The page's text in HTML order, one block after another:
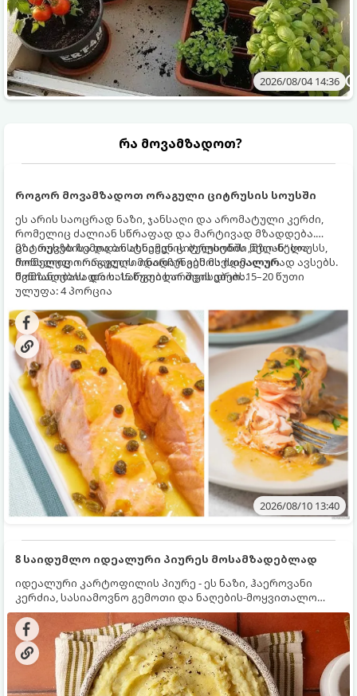
2026/08/04 14:36
რა მოვამზადოთ?
როგორ მოვამზადოთ ორაგული ციტრუსის სოუსში
ეს არის საოცრად ნაზი, ჯანსაღი და არომატული კერძი,
რომელიც ძალიან სწრაფად და მარტივად მზადდება.
ციტრუსებისა და ბოსტნეულის ბულიონში ნელ-ნელა
მოწალული ორაგული ინარჩუნებს მაქსიმალურ
წვნიანობასა და სასარგებლო თვისებებს.
მზა თევზს ზემოდან ასხამენ ციტრუსების „მზიან“ სოუსს,
რომელიც ორაგულის მდიდარ გემოს იდეალურად ავსებს.
მომზადების დრო: 15 წუთი ხარშვის დრო: 15–20 წუთი
ულუფა: 4 პორცია
2026/08/10 13:40
8 საიდუმლო იდეალური პიურეს მოსამზადებლად
იდეალური კარტოფილის პიურე - ეს ნაზი, ჰაეროვანი
კერძია, სასიამოვნო გემოთი და ნაღების-მოყვითალო
ფერით. მისი მომზადება ძალიან მარტივია, მაგრამ
არსებობს რამდენიმე საიდუმლო, რომლებიც უნდა
იცოდეთ, რომ პიურე იდეალურად გემრიელი გამოვიდეს.